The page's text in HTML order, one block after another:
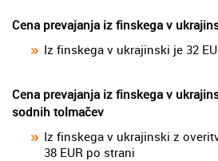
Cena prevajanja iz finskega v
Iz finskega v ukrajinski je 32
Cena prevajanja iz finskega v
sodnih tolmačev
Iz finskega v ukrajinski z
38 EUR po strani